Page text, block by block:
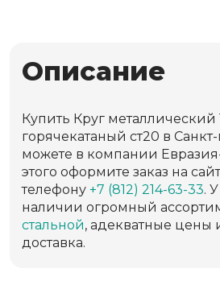
Описание
Купить Круг металлический
горячекатаный ст20 в
можете в компании
этого оформите заказ на
телефону +7 (812) 214-63-33.
наличии огромный
стальной, адекватные цены
доставка.